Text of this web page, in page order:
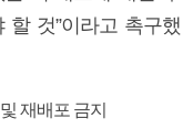
것”이라고 촉구했
재배포 금지